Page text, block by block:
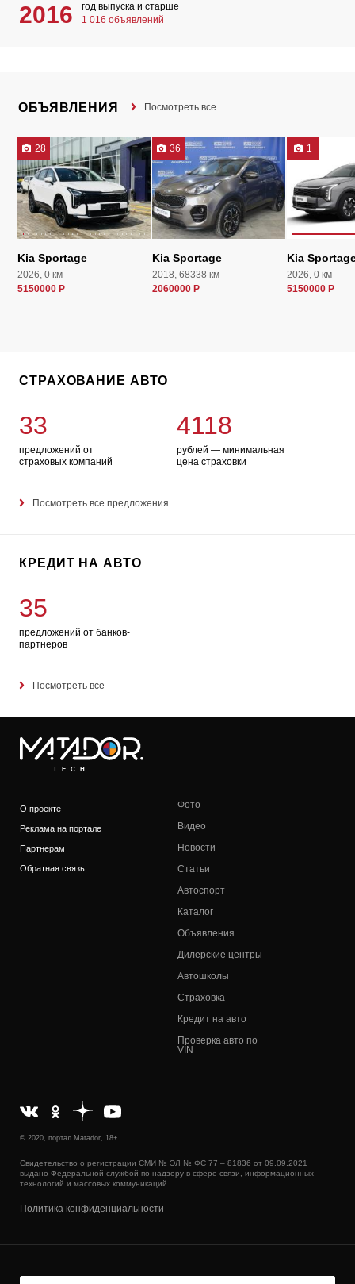
2016
год выпуска и старше
1 016 объявлений
ОБЪЯВЛЕНИЯ Посмотреть все
28
Kia Sportage
2026, 0 км
5150000 Р
36
Kia Sportage
2018, 68338 км
2060000 Р
1
Kia
2026, 0 км
5150000 Р
СТРАХОВАНИЕ АВТО
33
предложений от
страховых компаний
4118
рублей — минимальная
цена страховки
Посмотреть все предложения
КРЕДИТ НА АВТО
35
предложений от банков-
партнеров
Посмотреть все
TECH
О проекте
Реклама на портале
Партнерам
Обратная связь
Фото
Видео
Новости
Статьи
Автоспорт
Каталог
Объявления
Дилерские центры
Автошколы
Страховка
Кредит на авто
Проверка авто по
VIN
© 2020, портал Matador, 18+
Свидетельство о регистрации СМИ № ЭЛ № ФС 77 – 81836 от 09.09.2021
выдано Федеральной службой по надзору в сфере связи, информационных
технологий и массовых коммуникаций
Политика конфиденциальности